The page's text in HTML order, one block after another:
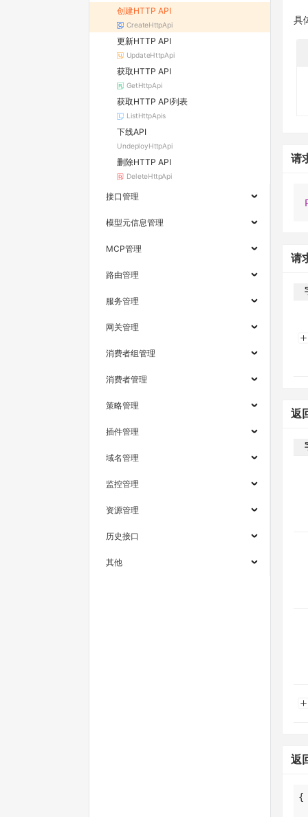
创建HTTP API
CreateHttpApi
更新HTTP API
UpdateHttpApi
获取HTTP API
GetHttpApi
获取HTTP API列表
ListHttpApis
下线API
UndeployHttpApi
删除HTTP API
DeleteHttpApi
接口管理
模型元信息管理
MCP管理
路由管理
服务管理
网关管理
消费者组管理
消费者管理
策略管理
插件管理
域名管理
监控管理
资源管理
历史接口
其他
具
请
请
返
返